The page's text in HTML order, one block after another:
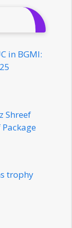
in BGMI:
Shreef
trophy